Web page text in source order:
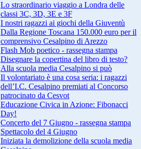
Lo straordinario viaggio a Londra delle
classi 3C, 3D, 3E e 3F
I nostri ragazzi ai giochi della Giuventù
Dalla Regione Toscana 150.000 euro per il
comprensivo Cesalpino di Arezzo
Flash Mob poetico - rassegna stampa
Disegnare la copertina del libro di testo?
Alla scuola media Cesalpino si può
Il volontariato è una cosa seria: i ragazzi
dell’I.C. Cesalpino premiati al Concorso
patrocinato da Cesvot
Educazione Civica in Azione: Fibonacci
Day!
Concerto del 7 Giugno - rassegna stampa
Spettacolo del 4 Giugno
Iniziata la demolizione della scuola media